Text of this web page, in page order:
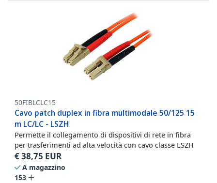
50FIBLCLC15
Cavo patch duplex in fibra multimodale 50/125 15
m LC/LC - LSZH
Permette il collegamento di dispositivi di rete in fibra
per trasferimenti ad alta velocità con cavo classe LSZH
€38,75 EUR
A magazzino
153